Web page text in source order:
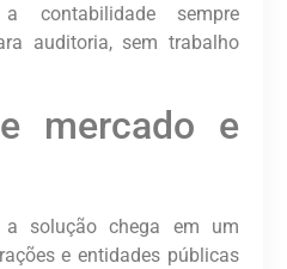
contabilidade sempre
auditoria, sem trabalho
mercado e
a solução chega em um
e entidades públicas